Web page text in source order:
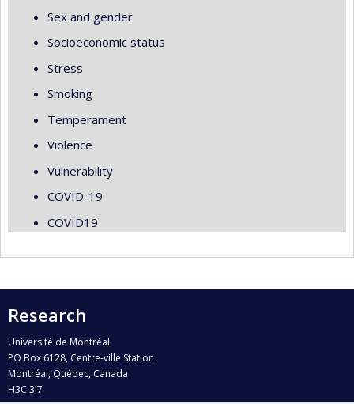
Sex and gender
Socioeconomic status
Stress
Smoking
Temperament
Violence
Vulnerability
COVID-19
COVID19
Research
Université de Montréal
PO Box 6128, Centre-ville Station
Montréal, Québec, Canada
H3C 3J7